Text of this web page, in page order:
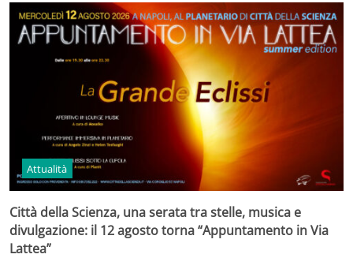
Attualità
Città della Scienza, una serata tra stelle, musica e
divulgazione: il 12 agosto torna “Appuntamento in Via
Lattea”